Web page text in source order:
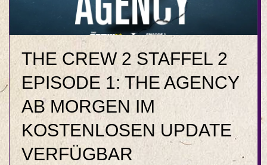
THE CREW 2 STAFFEL 2
EPISODE 1: THE AGENCY
AB MORGEN IM
KOSTENLOSEN UPDATE
VERFÜGBAR